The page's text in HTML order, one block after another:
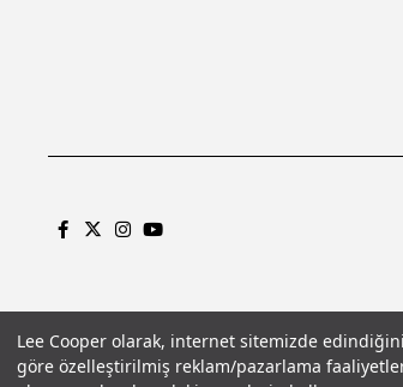
Lee Cooper olarak, internet sitemizde
göre özelleştirilmiş reklam/pazarlama
Gizlilik PolitikasıÇerez PolitikasıKVKK Aydınlatma